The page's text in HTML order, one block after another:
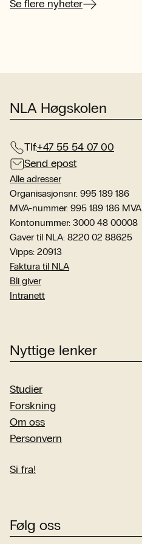
Se flere nyheter
NLA Høgskolen
Tlf:+47 55 54 07 00
Send epost
Alle adresser
Organisasjonsnr. 995 189 186
MVA-nummer: 995 189 186 MVA
Kontonummer: 3000 48 00008
Gaver til NLA: 8220 02 88625
Vipps: 20913
Faktura til NLA
Bli giver
Intranett
Nyttige lenker
Studier
Forskning
Om oss
Personvern
Si fra!
Følg oss